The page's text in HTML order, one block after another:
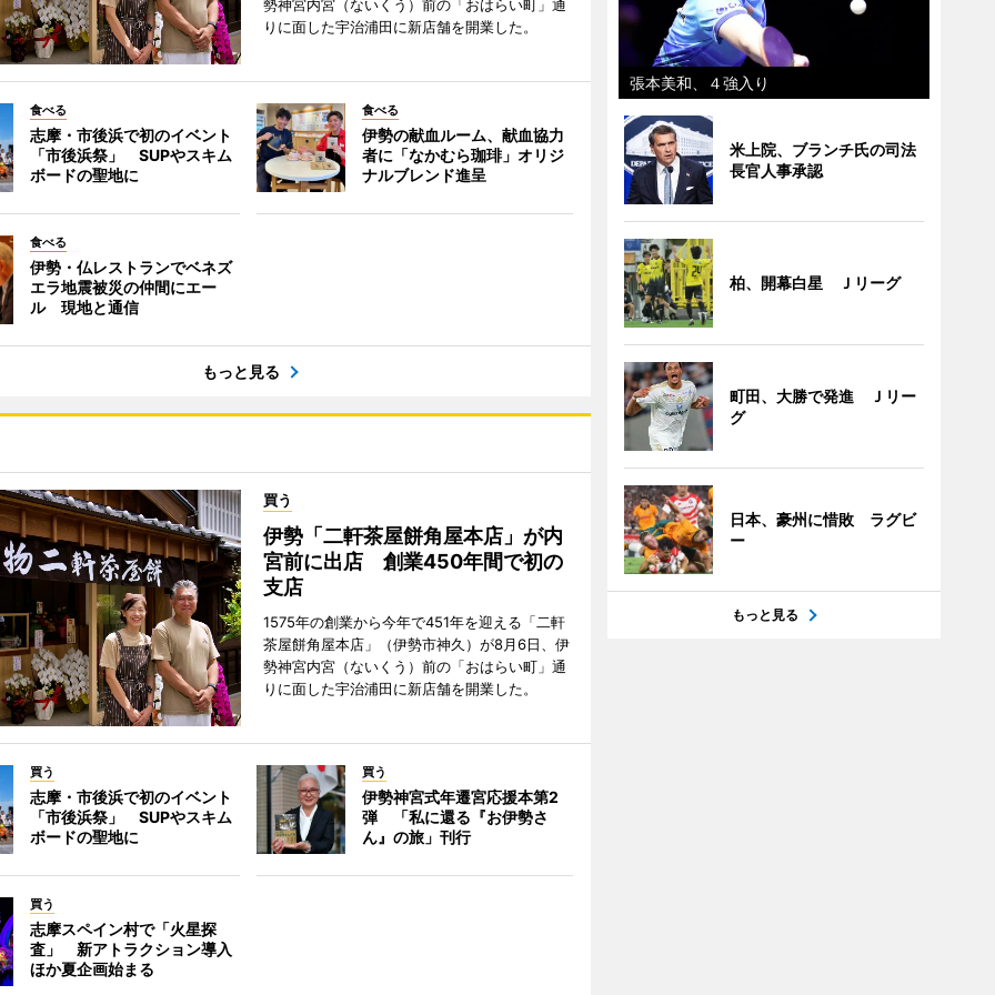
勢神宮内宮（ないくう）前の「おはらい町」通
りに面した宇治浦田に新店舗を開業した。
食べる
志摩・市後浜で初のイベント
「市後浜祭」 SUPやスキム
ボードの聖地に
食べる
伊勢の献血ルーム、献血協力
者に「なかむら珈琲」オリジ
ナルブレンド進呈
食べる
伊勢・仏レストランでベネズ
エラ地震被災の仲間にエー
ル 現地と通信
もっと見る
買う
伊勢「二軒茶屋餅角屋本店」が内
宮前に出店 創業450年間で初の
支店
1575年の創業から今年で451年を迎える「二軒
茶屋餅角屋本店」（伊勢市神久）が8月6日、伊
勢神宮内宮（ないくう）前の「おはらい町」通
りに面した宇治浦田に新店舗を開業した。
買う
志摩・市後浜で初のイベント
「市後浜祭」 SUPやスキム
ボードの聖地に
買う
伊勢神宮式年遷宮応援本第2
弾 「私に還る『お伊勢さ
ん』の旅」刊行
買う
志摩スペイン村で「火星探
査」 新アトラクション導入
ほか夏企画始まる
張本美和、４強入り
米上院、ブランチ氏の司法
長官人事承認
柏、開幕白星 Ｊリーグ
町田、大勝で発進 Ｊリー
グ
日本、豪州に惜敗 ラグビ
ー
もっと見る